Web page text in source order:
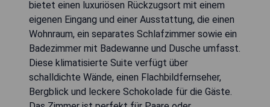
bietet einen luxuriösen Rückzugsort mit einem
eigenen Eingang und einer Ausstattung, die einen
Wohnraum, ein separates Schlafzimmer sowie ein
Badezimmer mit Badewanne und Dusche umfasst.
Diese klimatisierte Suite verfügt über
schalldichte Wände, einen Flachbildfernseher,
Bergblick und leckere Schokolade für die Gäste.